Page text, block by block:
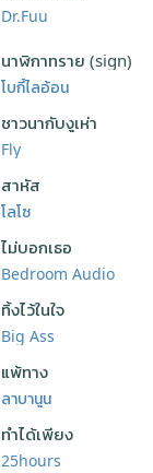
Dr.Fuu
นาฬิกาทราย (sign)
โบกี้ไลอ้อน
ชาวนากับงูเห่า
Fly
สาหัส
โลโซ
ไม่บอกเธอ
Bedroom Audio
ทิ้งไว้ในใจ
Big Ass
แพ้ทาง
ลาบานูน
ทำได้เพียง
25hours